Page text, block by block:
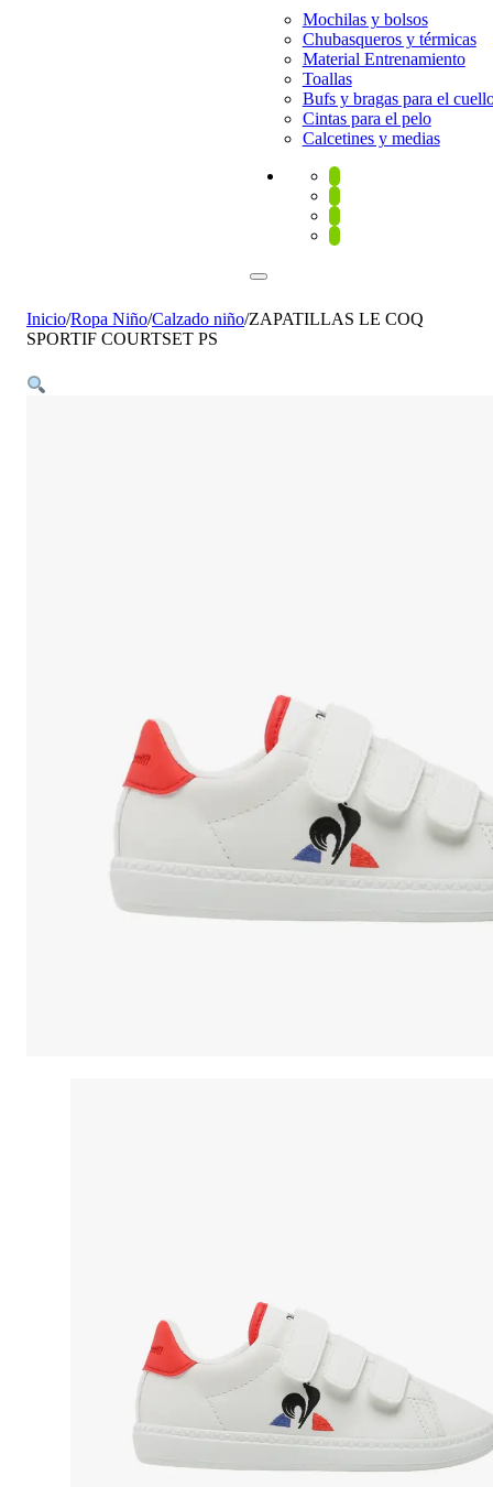
Mochilas y bolsos
Chubasqueros y térmicas
Material Entrenamiento
Toallas
Bufs y bragas para el
Cintas para el pelo
Calcetines y medias
Inicio/Ropa Niño/Calzado niño/ZAPATILLAS LE COQ
SPORTIF COURTSET PS